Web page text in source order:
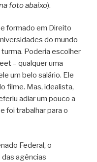
foto abaixo).
formado em Direito
do mundo
Poderia escolher
– qualquer uma
um belo salário. Ele
filme. Mas, idealista,
adiar um pouco a
foi trabalhar para o
Federal, o
agências